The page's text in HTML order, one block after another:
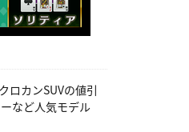
ロカンSUVの値引
など人気モデル